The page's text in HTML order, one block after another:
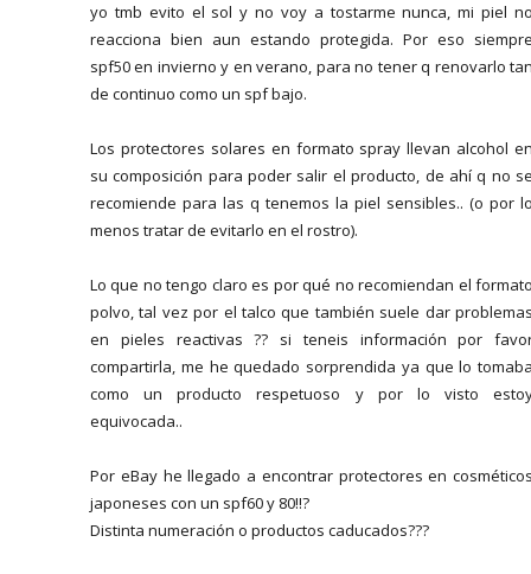
yo tmb evito el sol y no voy a tostarme nunca, mi piel
reacciona bien aun estando protegida. Por eso
spf50 en invierno y en verano, para no tener q renovarlo
de continuo como un spf bajo.
Los protectores solares en formato spray llevan alcohol
su composición para poder salir el producto, de ahí q no
recomiende para las q tenemos la piel sensibles.. (o por
menos tratar de evitarlo en el rostro).
Lo que no tengo claro es por qué no recomiendan el
polvo, tal vez por el talco que también suele dar
en pieles reactivas ?? si teneis información por
compartirla, me he quedado sorprendida ya que lo
como un producto respetuoso y por lo visto
equivocada..
Por eBay he llegado a encontrar protectores en
japoneses con un spf60 y 80!!?
Distinta numeración o productos caducados???